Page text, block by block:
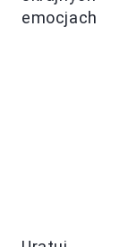
emocjach